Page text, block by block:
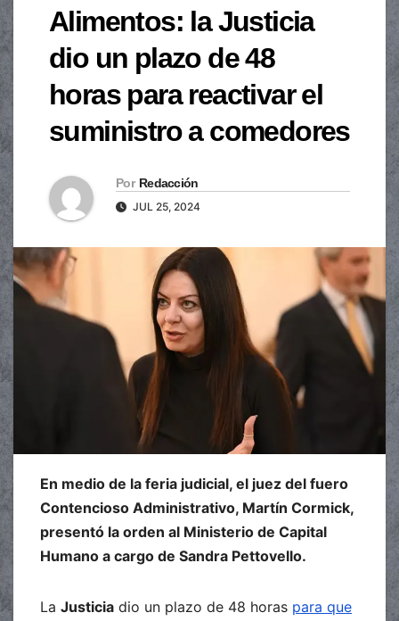
Alimentos: la Justicia
dio un plazo de 48
horas para reactivar el
suministro a comedores
Por Redacción
JUL 25, 2024
En medio de la feria judicial, el juez del fuero
Contencioso Administrativo, Martín Cormick,
presentó la orden al Ministerio de Capital
Humano a cargo de Sandra Pettovello.
La Justicia dio un plazo de 48 horas para que